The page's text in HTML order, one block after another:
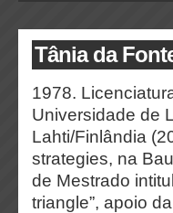
Tânia da
1978.
Universidade de
Lahti/Finlândia
strategies, na
de Mestrado
triangle”, apoio